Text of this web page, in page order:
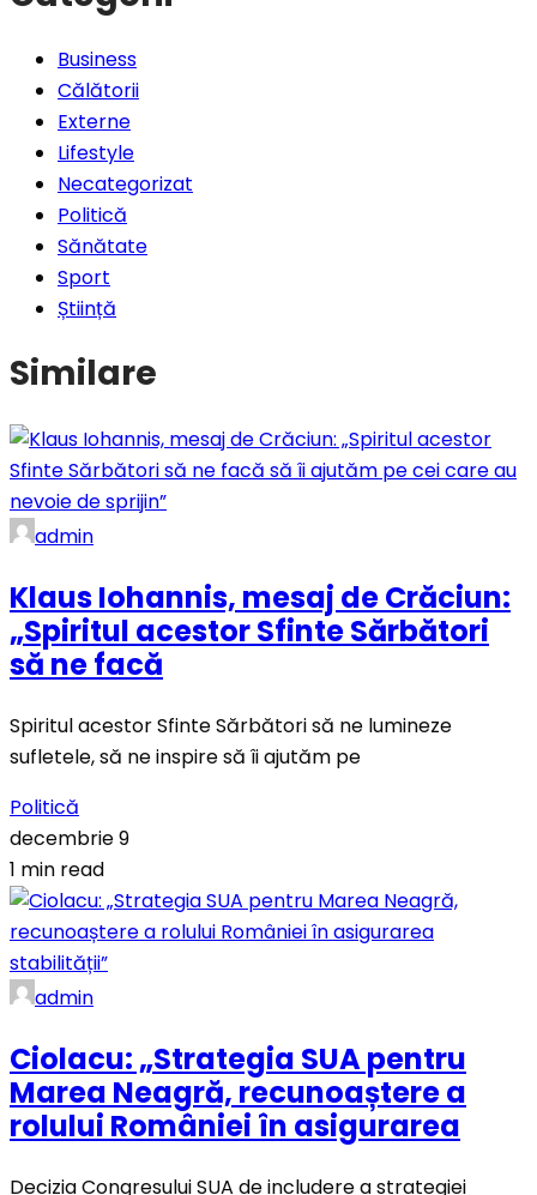
Business
Călătorii
Externe
Lifestyle
Necategorizat
Politică
Sănătate
Sport
Știință
Similare
admin
Klaus Iohannis, mesaj de Crăciun:
„Spiritul acestor Sfinte Sărbători
să ne facă
Spiritul acestor Sfinte Sărbători să ne lumineze
sufletele, să ne inspire să îi ajutăm pe
Politică
decembrie 9
1 min read
admin
Ciolacu: „Strategia SUA pentru
Marea Neagră, recunoaștere a
rolului României în asigurarea
Decizia Congresului SUA de includere a strategiei